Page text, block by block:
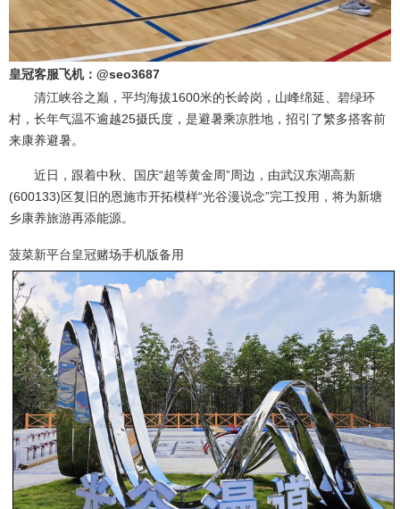
皇冠客服飞机：@seo3687
清江峡谷之巅，平均海拔1600米的长岭岗，山峰绵延、碧绿环
村，长年气温不逾越25摄氏度，是避暑乘凉胜地，招引了繁多搭客前
来康养避暑。
近日，跟着中秋、国庆“超等黄金周”周边，由武汉东湖高新
(600133)区复旧的恩施市开拓模样“光谷漫说念”完工投用，将为新塘
乡康养旅游再添能源。
菠菜新平台皇冠赌场手机版备用